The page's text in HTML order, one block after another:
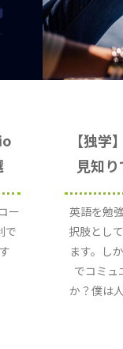
ー
で
【独
見知
英語を勉
択肢とし
ます。し
でコミュ
か？僕は